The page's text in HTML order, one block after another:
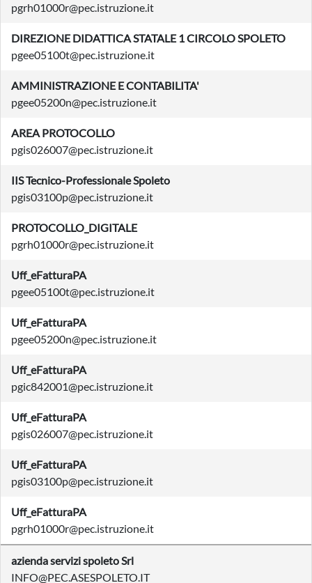
pgrh01000r@pec.istruzione.it
DIREZIONE DIDATTICA STATALE 1 CIRCOLO SPOLETO
pgee05100t@pec.istruzione.it
AMMINISTRAZIONE E CONTABILITA'
pgee05200n@pec.istruzione.it
AREA PROTOCOLLO
pgis026007@pec.istruzione.it
IIS Tecnico-Professionale Spoleto
pgis03100p@pec.istruzione.it
PROTOCOLLO_DIGITALE
pgrh01000r@pec.istruzione.it
Uff_eFatturaPA
pgee05100t@pec.istruzione.it
Uff_eFatturaPA
pgee05200n@pec.istruzione.it
Uff_eFatturaPA
pgic842001@pec.istruzione.it
Uff_eFatturaPA
pgis026007@pec.istruzione.it
Uff_eFatturaPA
pgis03100p@pec.istruzione.it
Uff_eFatturaPA
pgrh01000r@pec.istruzione.it
azienda servizi spoleto Srl
INFO@PEC.ASESPOLETO.IT